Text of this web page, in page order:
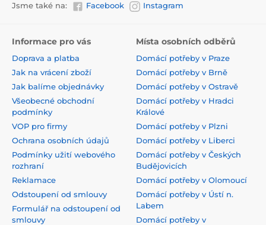
Jsme také na: Facebook Instagram
Informace pro vás
Doprava a platba
Jak na vrácení zboží
Jak balíme objednávky
Všeobecné obchodní
podmínky
VOP pro firmy
Ochrana osobních údajů
Podmínky užití webového
rozhraní
Reklamace
Odstoupení od smlouvy
Formulář na odstoupení od
smlouvy
Místa osobních odběrů
Domácí potřeby v Praze
Domácí potřeby v Brně
Domácí potřeby v Ostravě
Domácí potřeby v Hradci
Králové
Domácí potřeby v Plzni
Domácí potřeby v Liberci
Domácí potřeby v Českých
Budějovicích
Domácí potřeby v Olomoucí
Domácí potřeby v Ústí n.
Labem
Domácí potřeby v